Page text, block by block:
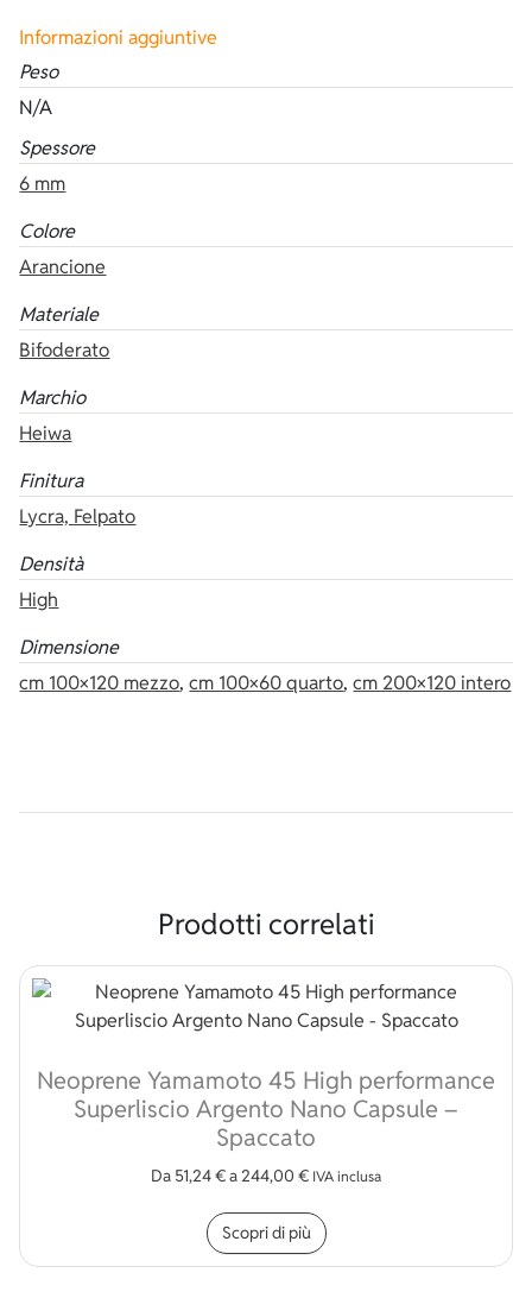
Informazioni aggiuntive
Peso
N/A
Spessore
6 mm
Colore
Arancione
Materiale
Bifoderato
Marchio
Heiwa
Finitura
Lycra, Felpato
Densità
High
Dimensione
cm 100×120 mezzo,cm 100×60 quarto,cm 200×120 intero
Prodotti correlati
Neoprene Yamamoto 45 High performance
Superliscio Argento Nano Capsule –
Spaccato
Da 51,24€a244,00 € IVA inclusa
Scopri di più